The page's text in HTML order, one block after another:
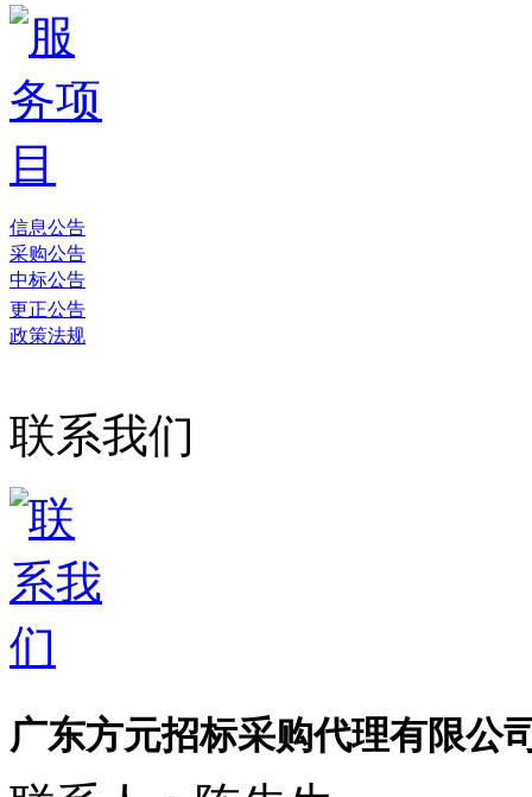
信息公告
采购公告
中标公告
更正公告
政策法规
联系我们
广东方元招标采购代理有限公